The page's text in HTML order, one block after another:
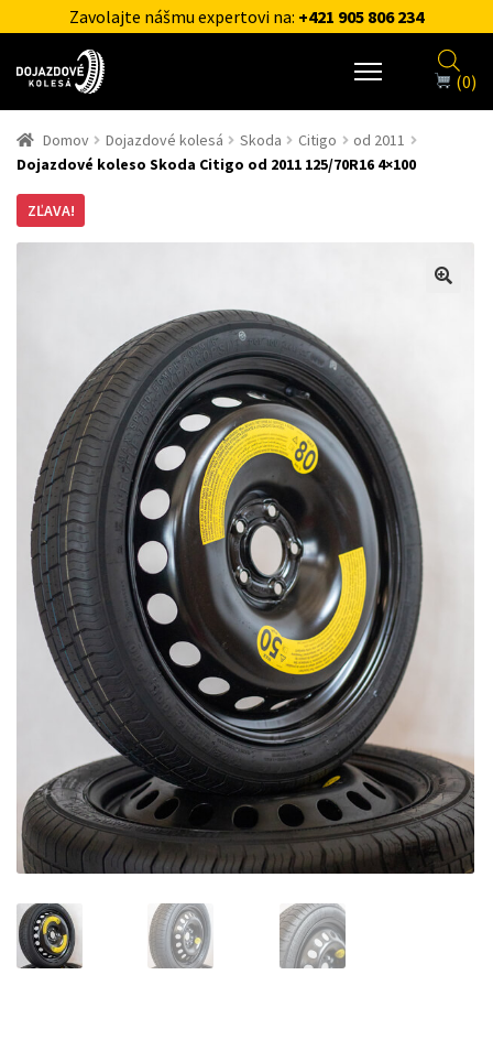
Zavolajte nášmu expertovi na: +421 905 806 234
(0)
Domov Dojazdové kolesá Skoda Citigo
od 2011
Dojazdové koleso Skoda Citigo od 2011 125/70R16 4×100
ZĽAVA!